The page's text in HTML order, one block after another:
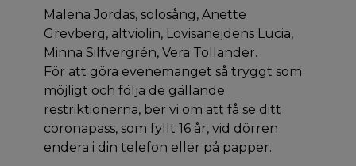
Malena Jordas, solosång, Anette
Grevberg, altviolin, Lovisanejdens Lucia,
Minna Silfvergrén, Vera Tollander.
För att göra evenemanget så tryggt som
möjligt och följa de gällande
restriktionerna, ber vi om att få se ditt
coronapass, som fyllt 16 år, vid dörren
endera i din telefon eller på papper.